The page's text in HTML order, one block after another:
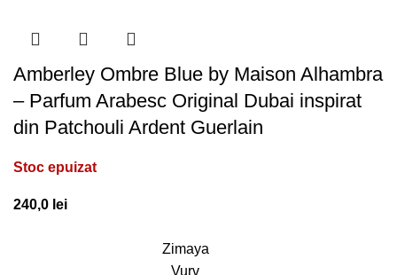
Amberley Ombre Blue by Maison Alhambra
– Parfum Arabesc Original Dubai inspirat
din Patchouli Ardent Guerlain
Stoc epuizat
240,0 lei
Zimaya
Vurv